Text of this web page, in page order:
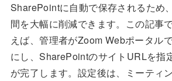
SharePointに自動で保存されるため
間を大幅に削減できます。この記事
えば、管理者がZoom Webポータル
にし、SharePointのサイトURLを指
が完了します。設定後は、ミーティ